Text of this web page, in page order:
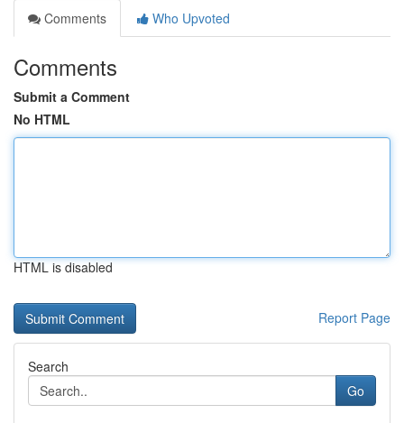
Comments
Who Upvoted
Comments
Submit a Comment
No HTML
HTML is disabled
Report Page
Search
Go